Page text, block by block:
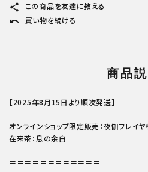
share この商品を友達に教える
undo 買い物を続ける
商品説
【2025年8月15日より順次発送】
オンラインショップ限定販売：夜伽フレイ
在来茶：息の余白
＝＝＝＝＝＝＝＝＝＝＝＝